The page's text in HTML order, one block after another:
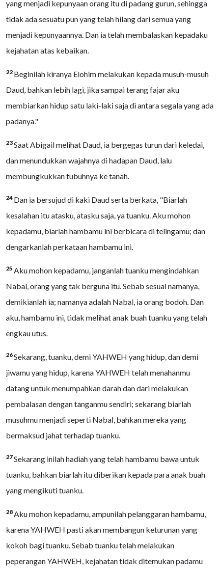
yang menjadi kepunyaan orang itu di padang gurun, sehingga
tidak ada sesuatu pun yang telah hilang dari semua yang
menjadi kepunyaannya. Dan ia telah membalaskan kepadaku
kejahatan atas kebaikan.
22 Beginilah kiranya Elohim melakukan kepada musuh-musuh
Daud, bahkan lebih lagi, jika sampai terang fajar aku
membiarkan hidup satu laki-laki saja di antara segala yang ada
padanya."
23Saat Abigail melihat Daud, ia bergegas turun dari keledai,
dan menundukkan wajahnya di hadapan Daud, lalu
membungkukkan tubuhnya ke tanah.
24 Dan ia bersujud di kaki Daud serta berkata, "Biarlah
kesalahan itu atasku, atasku saja, ya tuanku. Aku mohon
kepadamu, biarlah hambamu ini berbicara di telingamu; dan
dengarkanlah perkataan hambamu ini.
25 Aku mohon kepadamu, janganlah tuanku mengindahkan
Nabal, orang yang tak berguna itu. Sebab sesuai namanya,
demikianlah ia; namanya adalah Nabal, ia orang bodoh. Dan
aku, hambamu ini, tidak melihat anak buah tuanku yang telah
engkau utus.
26Sekarang, tuanku, demi YAHWEH yang hidup, dan demi
jiwamu yang hidup, karena YAHWEH telah menahanmu
datang untuk menumpahkan darah dan dari melakukan
pembalasan dengan tanganmu sendiri; sekarang biarlah
musuhmu menjadi seperti Nabal, bahkan mereka yang
bermaksud jahat terhadap tuanku.
27Sekarang inilah hadiah yang telah hambamu bawa untuk
tuanku, bahkan biarlah itu diberikan kepada para anak buah
yang mengikuti tuanku.
28Aku mohon kepadamu, ampunilah pelanggaran hambamu,
karena YAHWEH pasti akan membangun keturunan yang
kokoh bagi tuanku. Sebab tuanku telah melakukan
peperangan YAHWEH, kejahatan tidak ditemukan padamu